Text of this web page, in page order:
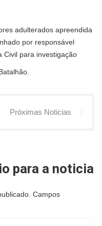
adulterados apreendida
por responsável
Civil para investigação
Próximas Noticias
para a noticia
Campos